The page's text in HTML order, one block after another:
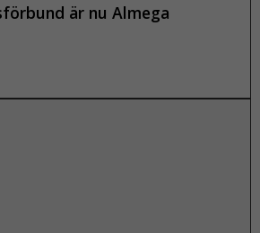
är nu Almega